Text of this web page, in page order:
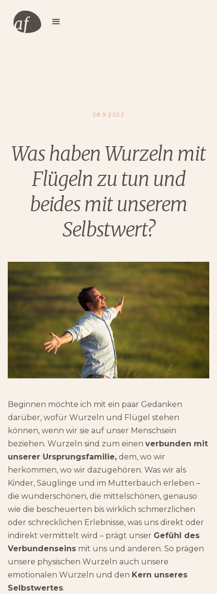
28.9.2022
Was haben Wurzeln mit
Flügeln zu tun und
beides mit unserem
Selbstwert?
Beginnen möchte ich mit ein paar Gedanken
darüber, wofür Wurzeln und Flügel stehen
können, wenn wir sie auf unser Menschsein
beziehen. Wurzeln sind zum einen verbunden mit
unserer Ursprungsfamilie, dem, wo wir
herkommen, wo wir dazugehören. Was wir als
Kinder, Säuglinge und im Mutterbauch erleben –
die wunderschönen, die mittelschönen, genauso
wie die bescheuerten bis wirklich schmerzlichen
oder schrecklichen Erlebnisse, was uns direkt oder
indirekt vermittelt wird – prägt unser Gefühl des
Verbundenseins mit uns und anderen. So prägen
unsere physischen Wurzeln auch unsere
emotionalen Wurzeln und den Kern unseres
Selbstwertes.